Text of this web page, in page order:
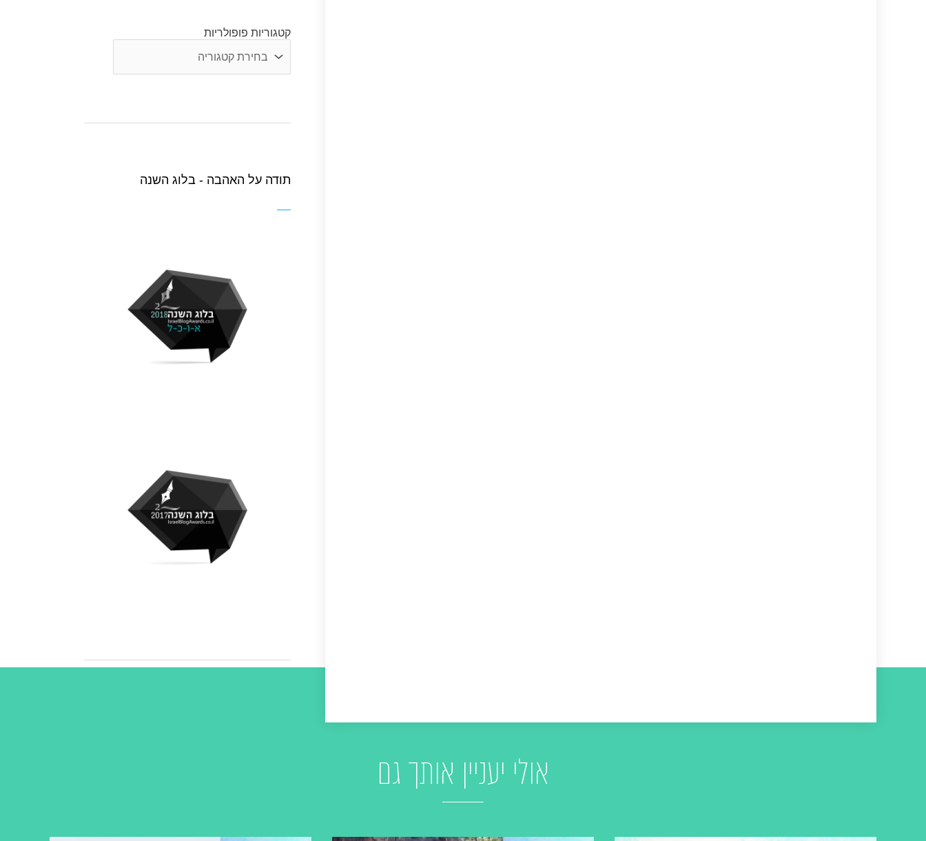
קטגוריות פופולריות
קטגוריות
פופולריות
תודה על האהבה - בלוג השנה
אולי יעניין אותך גם